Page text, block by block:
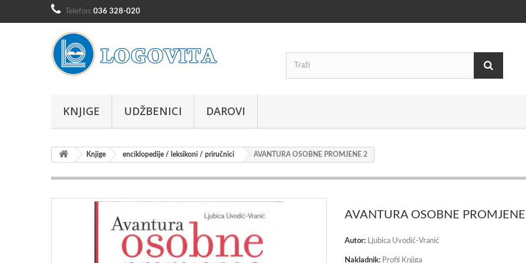
Telefon: 036 328-020
KNJIGE UDŽBENICI DAROVI
Knjige enciklopedije / leksikoni / priručnici AVANTURA OSOBNE PROMJENE 2
AVANTURA OSOBNE
Autor: Ljubica Uvodić-Vranić
Nakladnik: Profil Knjiga